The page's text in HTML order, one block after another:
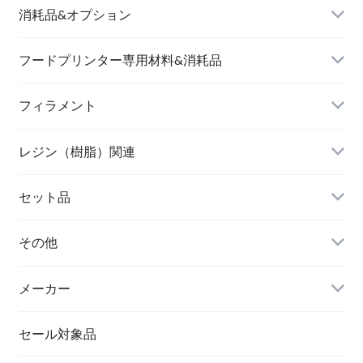
消耗品&オプション
フードプリンター専用材料&消耗品
フィラメント
レジン（樹脂）関連
セット品
その他
メーカー
セール対象品